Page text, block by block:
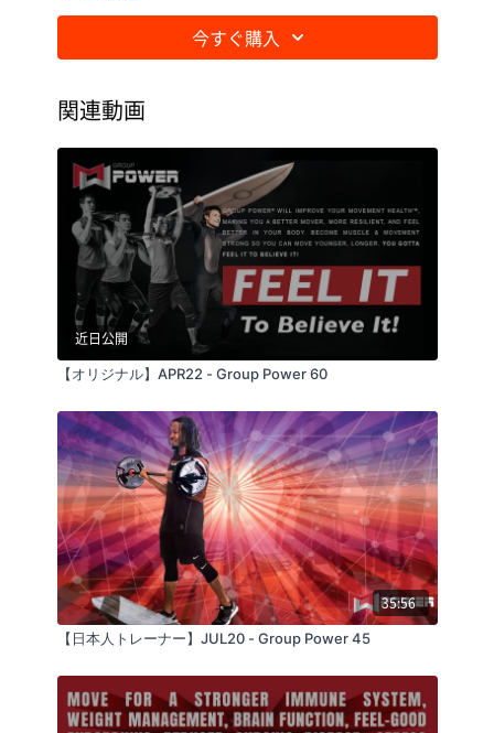
今すぐ購入
関連動画
近日公開
【オリジナル】APR22 - Group Power 60
35:56
【日本人トレーナー】JUL20 - Group Power 45